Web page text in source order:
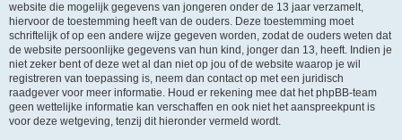
website die mogelijk gegevens van jongeren onder de 13 jaar verzamelt,
hiervoor de toestemming heeft van de ouders. Deze toestemming moet
schriftelijk of op een andere wijze gegeven worden, zodat de ouders weten dat
de website persoonlijke gegevens van hun kind, jonger dan 13, heeft. Indien je
niet zeker bent of deze wet al dan niet op jou of de website waarop je wil
registreren van toepassing is, neem dan contact op met een juridisch
raadgever voor meer informatie. Houd er rekening mee dat het phpBB-team
geen wettelijke informatie kan verschaffen en ook niet het aanspreekpunt is
voor deze wetgeving, tenzij dit hieronder vermeld wordt.